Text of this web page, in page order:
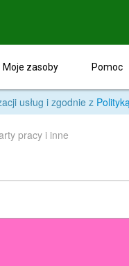
Moje zasoby Pomoc